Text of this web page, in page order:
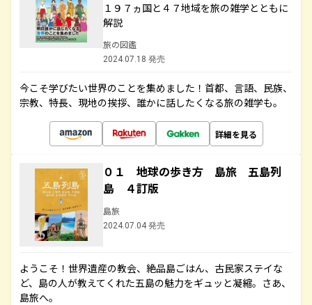
１９７ヵ国と４７地域を旅の雑学とともに
解説
旅の図鑑
2024.07.18 発売
今こそ学びたい世界のことを集めました！首都、言語、民族、
宗教、特長、現地の挨拶、誰かに話したくなる旅の雑学も。
詳細を見る
０１ 地球の歩き方 島旅 五島列
島 ４訂版
島旅
2024.07.04 発売
ようこそ！世界遺産の教会、絶品島ごはん、古民家ステイな
ど、島の人が教えてくれた五島の魅力をギュッと凝縮。さあ、
島旅へ。